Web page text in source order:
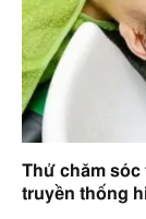
Thử chăm sóc
truyền thống